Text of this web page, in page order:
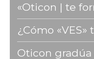
«Oticon | te
¿Cómo «VES»
Oticon gradúa